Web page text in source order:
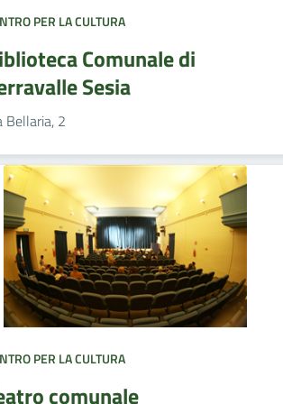
PER LA CULTURA
Comunale di
Sesia
Bellaria, 2
PER LA CULTURA
comunale